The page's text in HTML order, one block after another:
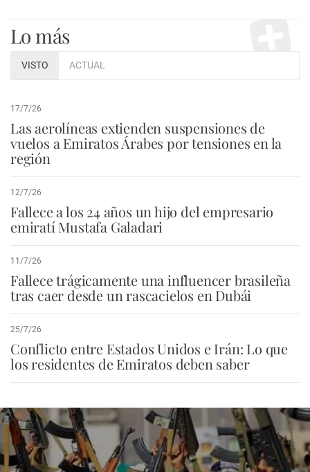
Lo más
VISTO ACTUAL
17/7/26
Las aerolíneas extienden suspensiones de
vuelos a Emiratos Árabes por tensiones en la
región
12/7/26
Fallece a los 24 años un hijo del empresario
emiratí Mustafa Galadari
11/7/26
Fallece trágicamente una influencer brasileña
tras caer desde un rascacielos en Dubái
25/7/26
Conflicto entre Estados Unidos e Irán: Lo que
los residentes de Emiratos deben saber